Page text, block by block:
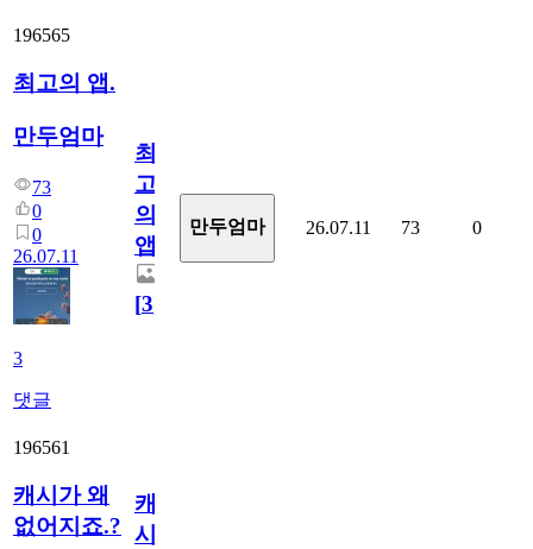
196565
최고의 앱.
만두엄마
73
0
0
26.07.11
3
댓글
최
고
의
앱.
[3]
만두엄마 26.07.11 73 0
196561
캐시가 왜
없어지죠.?
캐
시